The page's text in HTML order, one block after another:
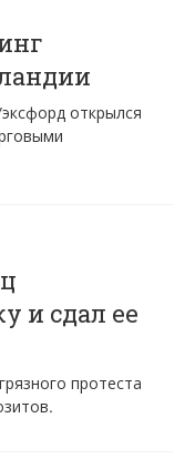
открылся
и сдал ее
протеста